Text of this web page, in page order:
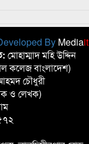
By Mediait
মোহাম্মাদ মহি উদ্দিন
কলেজ বাংলাদেশ)
চৌধুরী
ও লেখক)